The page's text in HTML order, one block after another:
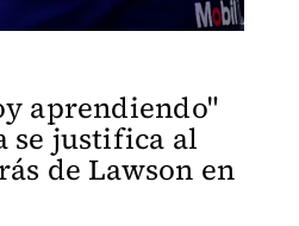
aprendiendo"
se justifica al
de Lawson en